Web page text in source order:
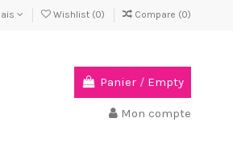
Wishlist (0) Compare (0)
Panier / Empty
Mon compte